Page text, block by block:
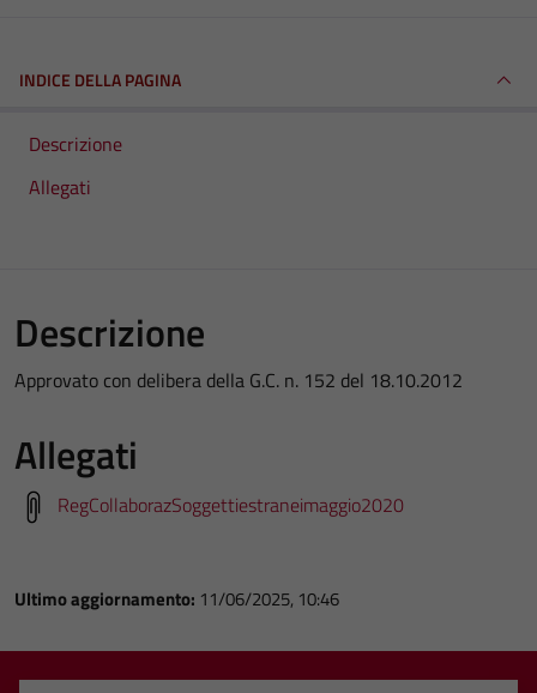
INDICE DELLA PAGINA
Descrizione
Allegati
Descrizione
Approvato con delibera della G.C. n. 152 del 18.10.2012
Allegati
RegCollaborazSoggettiestraneimaggio2020
Ultimo aggiornamento: 11/06/2025, 10:46